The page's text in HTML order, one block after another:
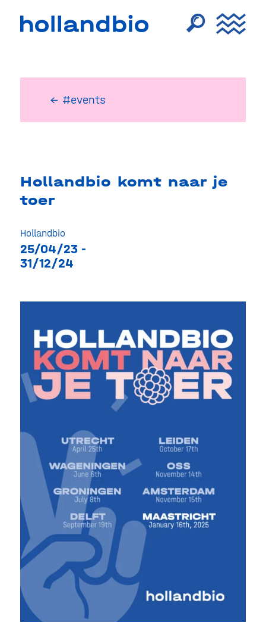
← #events
Hollandbio komt naar je
toer
Hollandbio
25/04/23 -
31/12/24